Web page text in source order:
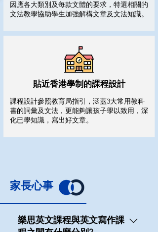
因應各大類別及每款文體的要求，特選相關的
文法教學協助學生加強解構文章及文法知識。
貼近香港學制的課程設計
課程設計參照教育局指引，涵蓋3大常用教科
書的詞彙及文法，更能夠讓孩子學以致用，深
化已學知識，寫出好文章。
家長心事
樂思英文課程與英文寫作課